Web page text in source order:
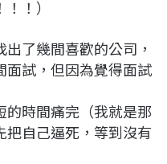
！）
了幾間喜歡的公司，
面試，但因為覺得面試
的時間痛完（我就是那
自己逼死，等到沒有